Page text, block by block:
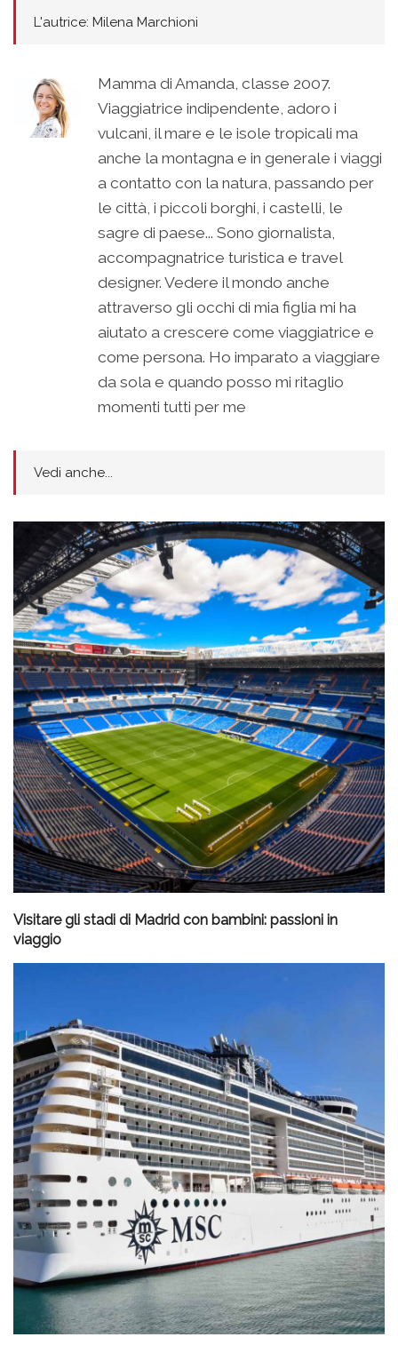
L'autrice: Milena Marchioni
Mamma di Amanda, classe 2007.
Viaggiatrice indipendente, adoro i
vulcani, il mare e le isole tropicali ma
anche la montagna e in generale i viaggi
a contatto con la natura, passando per
le città, i piccoli borghi, i castelli, le
sagre di paese... Sono giornalista,
accompagnatrice turistica e travel
designer. Vedere il mondo anche
attraverso gli occhi di mia figlia mi ha
aiutato a crescere come viaggiatrice e
come persona. Ho imparato a viaggiare
da sola e quando posso mi ritaglio
momenti tutti per me
Vedi anche...
Visitare gli stadi di Madrid con bambini: passioni in
viaggio